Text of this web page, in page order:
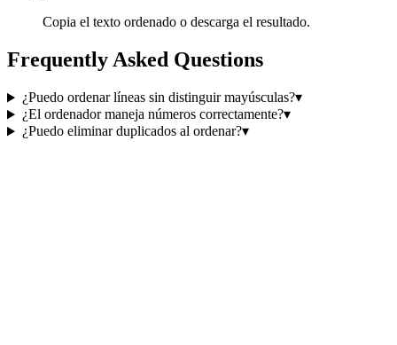
Copia el texto ordenado o descarga el resultado.
Frequently Asked Questions
¿Puedo ordenar líneas sin distinguir mayúsculas?▾
¿El ordenador maneja números correctamente?▾
¿Puedo eliminar duplicados al ordenar?▾